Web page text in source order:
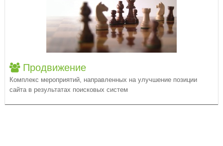
Продвижение
Комплекс мероприятий, направленных на улучшение позиции
сайта в результатах поисковых систем